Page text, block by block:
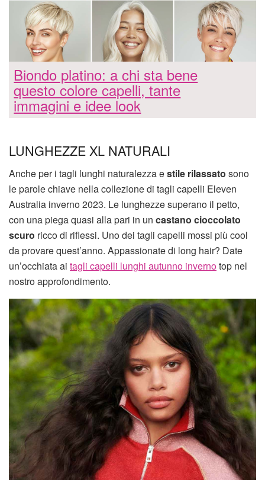
Biondo platino: a chi sta bene
questo colore capelli, tante
immagini e idee look
LUNGHEZZE XL NATURALI
Anche per i tagli lunghi naturalezza estile rilassato sono
le parole chiave nella collezione di tagli capelli Eleven
Australia inverno 2023. Le lunghezze superano il petto,
con una piega quasi alla pari in un castano cioccolato
scuro ricco di riflessi. Uno dei tagli capelli mossi più cool
da provare quest’anno. Appassionate di long hair? Date
un’occhiata ai tagli capelli lunghi autunno invernotop nel
nostro approfondimento.